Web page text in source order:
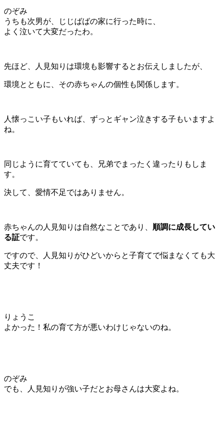
のぞみ
うちも次男が、じじばばの家に行った時に、
よく泣いて大変だったわ。
先ほど、人見知りは環境も影響するとお伝えしましたが、
環境とともに、その赤ちゃんの個性も関係します。
人懐っこい子もいれば、ずっとギャン泣きする子もいますよ
ね。
同じように育てていても、兄弟でまったく違ったりもしま
す。
決して、愛情不足ではありません。
赤ちゃんの人見知りは自然なことであり、 順調に成長してい
る証です。
ですので、人見知りがひどいからと子育てで悩まなくても大
丈夫です！
りょうこ
よかった！私の育て方が悪いわけじゃないのね。
のぞみ
でも、人見知りが強い子だとお母さんは大変よね。